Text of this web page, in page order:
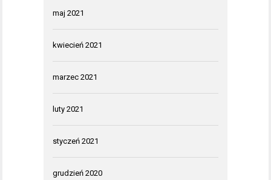
maj 2021
kwiecień 2021
marzec 2021
luty 2021
styczeń 2021
grudzień 2020